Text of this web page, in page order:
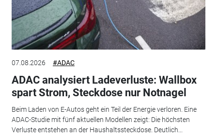
07.08.2026 #ADAC
ADAC analysiert Ladeverluste: Wallbox
spart Strom, Steckdose nur Notnagel
Beim Laden von E-Autos geht ein Teil der Energie verloren. Eine
ADAC-Studie mit fünf aktuellen Modellen zeigt: Die höchsten
Verluste entstehen an der Haushaltssteckdose. Deutlich...